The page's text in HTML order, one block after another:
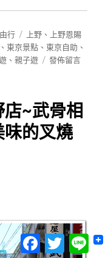
行
標
籤
上野 、
上野恩賜
、 東京景點 、 東京自助 、
、親子遊
在
野
恩
賜
荷
神
社、
發佈留言
~武骨相
的叉燒
Facebook
Twitter